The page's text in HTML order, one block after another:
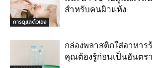
การดูแลตัวเอง
สำหรับคนผิวแห้ง
กล่องพลาสติกใส่อาหาร
คุณต้องรู้ก่อนเป็นอันตร